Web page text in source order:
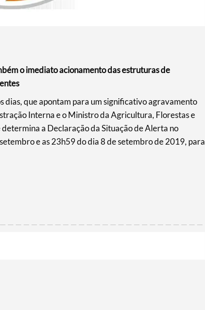
o imediato acionamento das estruturas de
dias, que apontam para um significativo agravamento
Interna e o Ministro da Agricultura, Florestas e
a Declaração da Situação de Alerta no
e as 23h59 do dia 8 de setembro de 2019, para